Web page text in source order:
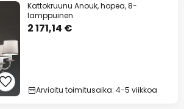
Kattokruunu Anouk, hopea, 8-
lamppuinen
2 171,14 €
Arvioitu toimitusaika: 4-5 viikkoa